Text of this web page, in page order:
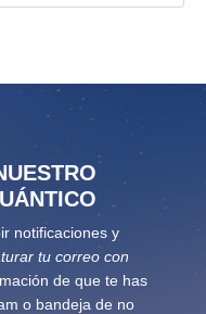
notificaciones y
tu correo con
de que te has
o bandeja de no